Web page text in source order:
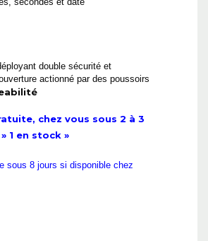
double sécurité et
actionné par des poussoirs
chez vous sous 2 à 3
1 en stock »
sous 8 jours si disponible chez